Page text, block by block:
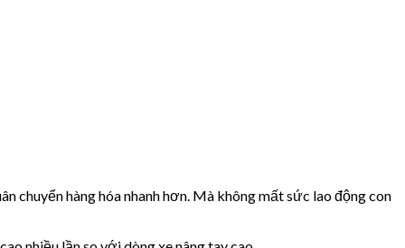
chuyển hàng hóa nhanh hơn. Mà không mất sức lao động con